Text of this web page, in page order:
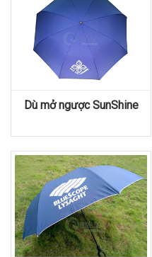
Dù mở ngược SunShine